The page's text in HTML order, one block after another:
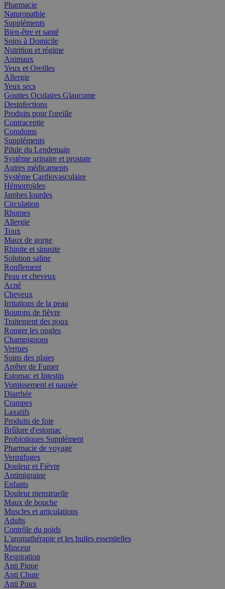
Pharmacie
Naturopathie
Suppléments
Bien-être et santé
Soins à Domicile
Nutrition et régime
Animaux
Yeux et Oreilles
Allergie
Yeux secs
Gouttes Oculaires Glaucome
Desinfections
Produits pour l'oreille
Contraceptie
Comdoms
Suppléments
Pilule du Lendemain
Système urinaire et prostate
Autres médicaments
Système Cardiovasculaire
Hémorroïdes
Jambes lourdes
Circulation
Rhumes
Allergie
Toux
Maux de gorge
Rhinite et sinusite
Solution saline
Ronflement
Peau et cheveux
Acné
Cheveux
Irritations de la peau
Boutons de fièvre
Traitement des poux
Ronger les ongles
Champignons
Verrues
Soins des plaies
Arrêter de Fumer
Estomac et Intestin
Vomissement et nausée
Diarrhée
Crampes
Laxatifs
Produits de foie
Brûlure d'estomac
Probiotiques Supplément
Pharmacie de voyage
Vermifuges
Douleur et Fièvre
Antimigraine
Enfants
Douleur menstruelle
Maux de bouche
Muscles et articulations
Adults
Contrôle du poids
L'aromathérapie et les huiles essentielles
Minceur
Respiration
Anti Pique
Anti Chute
Anti Poux